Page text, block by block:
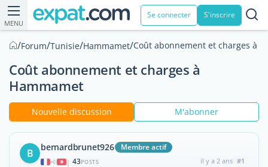
MENU
Se connecter S'inscrire
/Forum/Tunisie/Hammamet/Coût abonnement et charges à
Coût abonnement et charges à
Hammamet
Nouvelle discussion M'abonner
B bernardbrunet926 Membre actif
| 43POSTS il y a 2 ans #1